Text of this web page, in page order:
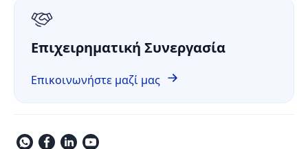
Επιχειρηματική Συνεργασία
Επικοινωνήστε μαζί μας